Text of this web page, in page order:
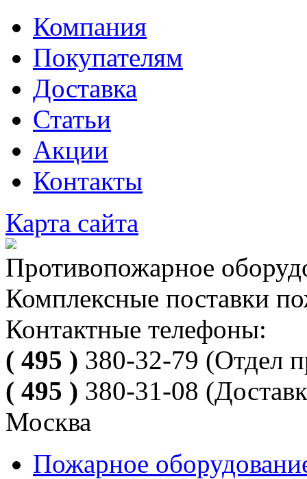
Компания
Покупателям
Доставка
Статьи
Акции
Контакты
Карта сайта
Противопожарное
Комплексные поставки
Контактные телефоны:
( 495 ) 380-32-79 (Отдел
( 495 ) 380-31-08
Москва
Пожарное